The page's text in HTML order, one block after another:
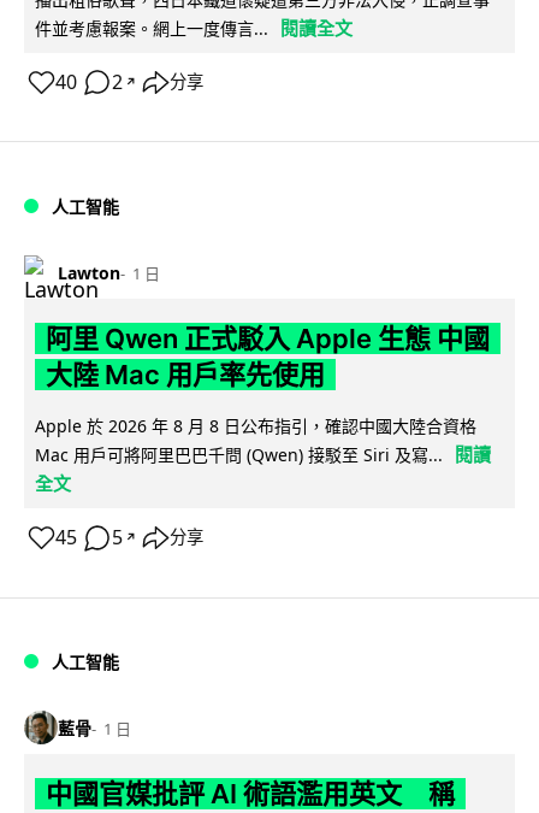
件並考慮報案。網上一度傳言...
閱讀全文
40 2 ↗ 分享
人工智能
Lawton 1 日
阿里 Qwen 正式駁入 Apple 生態 中國
大陸 Mac 用戶率先使用
Apple 於 2026 年 8 月 8 日公布指引，確認中國大陸合資格
Mac 用戶可將阿里巴巴千問 (Qwen) 接駁至 Siri 及寫...
閱讀
全文
45 5 ↗ 分享
人工智能
藍骨 1 日
中國官媒批評 AI 術語濫用英文 稱